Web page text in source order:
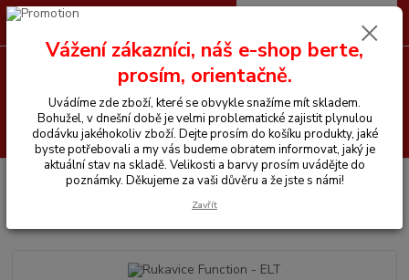
Hledat
+420 605 255 500 0 Kč
Vše pro jezdce Rukavice Function - ELT
Rukavice Function - ELT
Vážení zákazníci, náš e-shop berte,
prosím, orientačně.
Uvádíme zde zboží, které se obvykle snažíme mít skladem.
Bohužel, v dnešní době je velmi problematické zajistit plynulou
dodávku jakéhokoliv zboží. Dejte prosím do košíku produkty, jaké
byste potřebovali a my vás budeme obratem informovat, jaký je
aktuální stav na skladě. Velikosti a barvy prosím uvádějte do
poznámky. Děkujeme za vaši důvěru a že jste s námi!
Zavřít